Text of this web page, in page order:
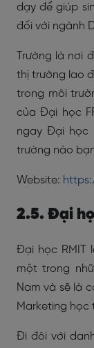
dạy để giúp
đối với ngành
Trường là nơi
thị trường lao
trong môi
của Đại học
ngay Đại học
trường nào
Website:
2.5. Đại
Đại học RMIT
một trong
Nam và sẽ là
Marketing học
Đi đôi với